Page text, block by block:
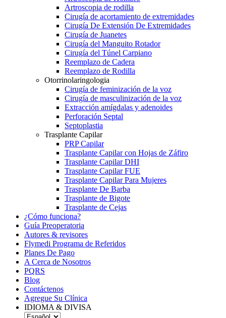
Artroscopia de rodilla
Cirugía de acortamiento de extremidades
Cirugía De Extensión De Extremidades
Cirugía de Juanetes
Cirugía del Manguito Rotador
Cirugía del Túnel Carpiano
Reemplazo de Cadera
Reemplazo de Rodilla
Otorrinolaringologia
Cirugía de feminización de la voz
Cirugía de masculinización de la voz
Extracción amígdalas y adenoides
Perforación Septal
Septoplastia
Trasplante Capilar
PRP Capilar
Trasplante Capilar con Hojas de Záfiro
Trasplante Capilar DHI
Trasplante Capilar FUE
Trasplante Capilar Para Mujeres
Trasplante De Barba
Trasplante de Bigote
Trasplante de Cejas
¿Cómo funciona?
Guía Preoperatoria
Autores & revisores
Flymedi Programa de Referidos
Planes De Pago
A Cerca de Nosotros
PQRS
Blog
Contáctenos
Agregue Su Clínica
IDIOMA & DIVISA